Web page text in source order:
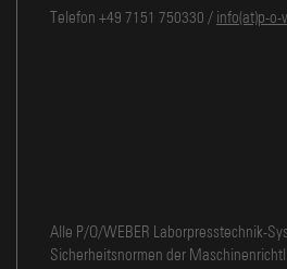
Telefon +49 7151 750330 / info(at)p-o-
Alle P/O/WEBER Laborpresstechnik-
Sicherheitsnormen der